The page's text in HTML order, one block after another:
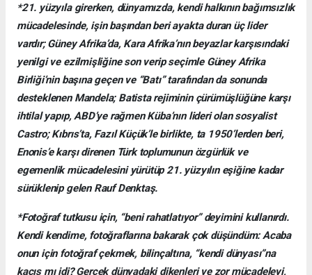
*21. yüzyıla girerken, dünyamızda, kendi halkının bağımsızlık
mücadelesinde, işin başından beri ayakta duran üç lider
vardır; Güney Afrika’da, Kara Afrika’nın beyazlar karşısındaki
yenilgi ve ezilmişliğine son verip seçimle Güney Afrika
Birliği’nin başına geçen ve “Batı” tarafından da sonunda
desteklenen Mandela; Batista rejiminin çürümüşlüğüne karşı
ihtilal yapıp, ABD’ye rağmen Küba’nın lideri olan sosyalist
Castro; Kıbrıs’ta, Fazıl Küçük’le birlikte, ta 1950’lerden beri,
Enonis’e karşı direnen Türk toplumunun özgürlük ve
egemenlik mücadelesini yürütüp 21. yüzyılın eşiğine kadar
sürüklenip gelen Rauf Denktaş.
*Fotoğraf tutkusu için, “beni rahatlatıyor” deyimini kullanırdı.
Kendi kendime, fotoğraflarına bakarak çok düşündüm: Acaba
onun için fotoğraf çekmek, bilinçaltına, “kendi dünyası”na
kaçış mı idi? Gerçek dünyadaki dikenleri ve zor mücadeleyi,